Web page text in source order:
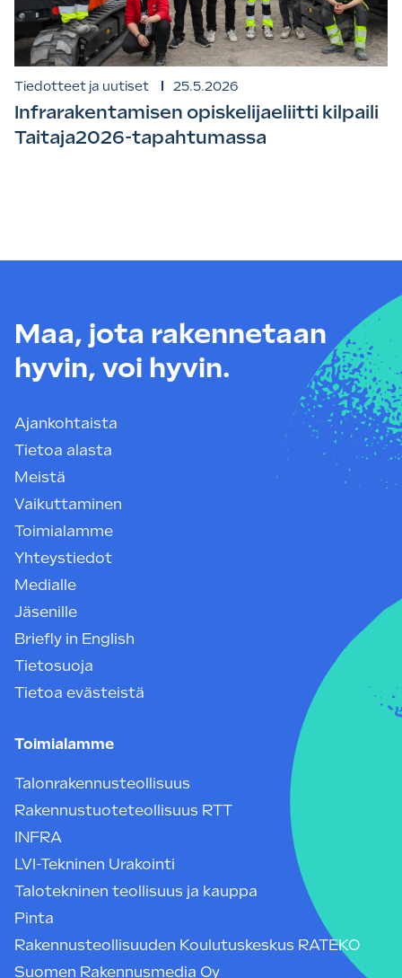
Tiedotteet ja uutiset 25.5.2026
Infrarakentamisen opiskelijaeliitti kilpaili
Taitaja2026-tapahtumassa
Maa, jota rakennetaan
hyvin, voi hyvin.
Ajankohtaista
Tietoa alasta
Meistä
Vaikuttaminen
Toimialamme
Yhteystiedot
Medialle
Jäsenille
Briefly in English
Tietosuoja
Tietoa evästeistä
Toimialamme
Talonrakennusteollisuus
Rakennustuoteteollisuus RTT
INFRA
LVI-Tekninen Urakointi
Talotekninen teollisuus ja kauppa
Pinta
Rakennusteollisuuden Koulutuskeskus RATEKO
Suomen Rakennusmedia Oy